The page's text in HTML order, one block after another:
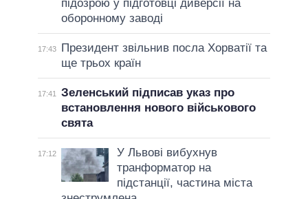
підозрою у підготовці диверсії на
оборонному заводі
17:43
Президент звільнив посла Хорватії та
ще трьох країн
17:41
Зеленський підписав указ про
встановлення нового військового
свята
17:12
У Львові вибухнув
транформатор на
підстанції, частина міста